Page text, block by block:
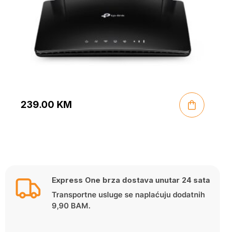
239.00 KM
Express One brza dostava unutar 24 sata
Transportne usluge se naplaćuju dodatnih
9,90 BAM.